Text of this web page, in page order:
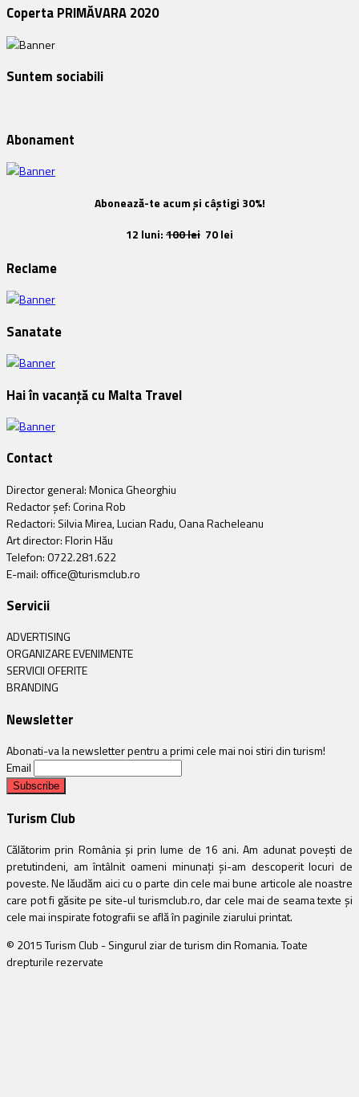
Coperta PRIMĂVARA 2020
Suntem sociabili
Abonament
Abonează-te acum și câștigi 30%!
12 luni:100 lei 70 lei
Reclame
Sanatate
Hai în vacanță cu Malta Travel
Contact
Director general: Monica Gheorghiu
Redactor șef: Corina Rob
Redactori: Silvia Mirea, Lucian Radu, Oana Racheleanu
Art director: Florin Hău
Telefon: 0722.281.622
E-mail: office@turismclub.ro
Servicii
ADVERTISING
ORGANIZARE EVENIMENTE
SERVICII OFERITE
BRANDING
Newsletter
Abonati-va la newsletter pentru a primi cele mai noi stiri din turism!
Email
Turism Club
Călătorim prin România și prin lume de 16 ani. Am adunat povești de
pretutindeni, am întâlnit oameni minunați și-am descoperit locuri de
poveste. Ne lăudăm aici cu o parte din cele mai bune articole ale noastre
care pot fi găsite pe site-ul turismclub.ro, dar cele mai de seama texte și
cele mai inspirate fotografii se află în paginile ziarului printat.
© 2015 Turism Club - Singurul ziar de turism din Romania. Toate
drepturile rezervate